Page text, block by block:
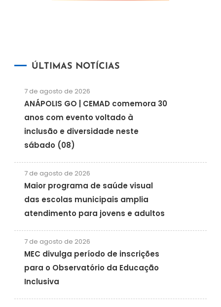
ÚLTIMAS NOTÍCIAS
7 de agosto de 2026
ANÁPOLIS GO | CEMAD comemora 30
anos com evento voltado à
inclusão e diversidade neste
sábado (08)
7 de agosto de 2026
Maior programa de saúde visual
das escolas municipais amplia
atendimento para jovens e adultos
7 de agosto de 2026
MEC divulga período de inscrições
para o Observatório da Educação
Inclusiva